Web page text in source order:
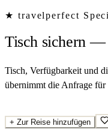
★ travelperfect
Tisch sichern—
Tisch, Verfügbarkeit und
übernimmt die Anfrage für
+ Zur Reise hinzufügen